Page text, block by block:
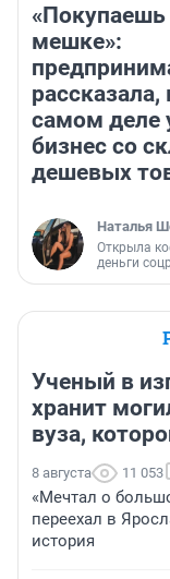
«Покупаешь
мешке»:
рассказала,
самом деле
бизнес со
дешевых
Наталья
Открыла
деньги
Ученый в
хранит
вуза,
8 августа 11 053
«Мечтал о
переехал в
история